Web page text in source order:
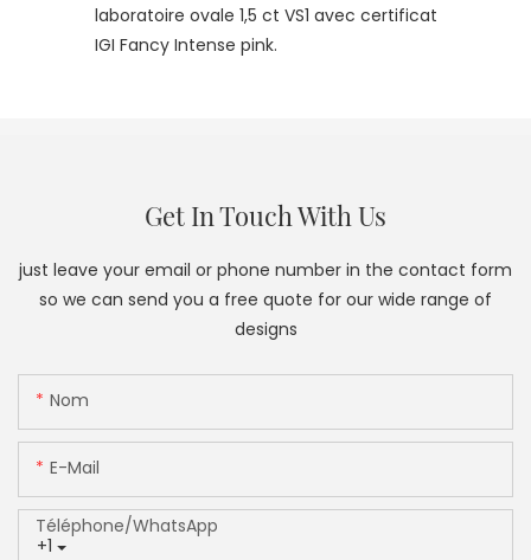
laboratoire ovale 1,5 ct VS1 avec certificat
IGI Fancy Intense pink.
Get In Touch With Us
just leave your email or phone number in the contact form
so we can send you a free quote for our wide range of
designs
Nom
E-Mail
+1
Téléphone/WhatsApp